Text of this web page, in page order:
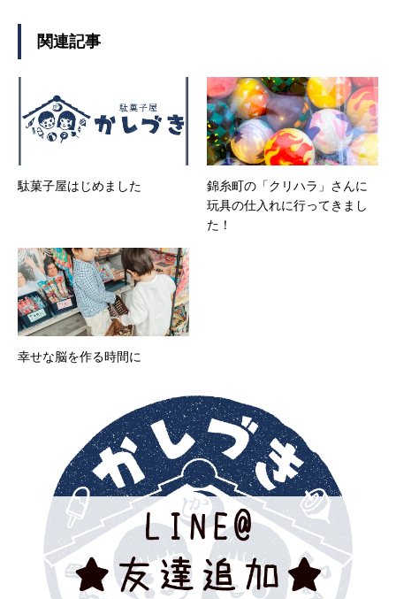
関連記事
駄菓子屋はじめました
錦糸町の「クリハラ」さんに
玩具の仕入れに行ってきまし
た！
幸せな脳を作る時間に